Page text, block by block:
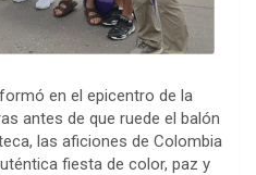
en el epicentro de la
antes de que ruede el balón
las aficiones de Colombia
fiesta de color, paz y